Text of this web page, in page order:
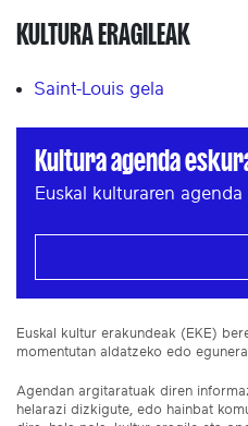
KULTURA ERAGILEAK
Saint-Louis gela
Kultura agenda
Euskal kulturaren
Euskal kultur erakundeak (EKE)
momentutan aldatzeko edo
Agendan argitaratuak diren
helarazi dizkigute, edo hainbat